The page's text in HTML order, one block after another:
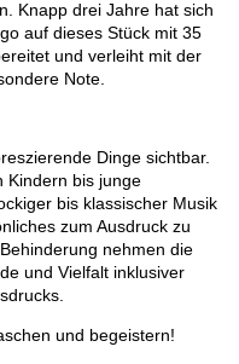
Knapp drei Jahre hat sich
auf dieses Stück mit 35
und verleiht mit der
Note.
Dinge sichtbar.
Kindern bis junge
bis klassischer Musik
zum Ausdruck zu
nehmen die
und Vielfalt inklusiver
und begeistern!